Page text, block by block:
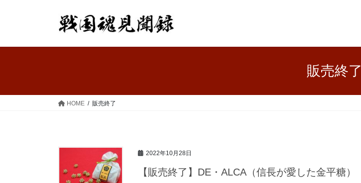
販売終了
HOME 販売終了
2022年10月28日
【販売終了】DE・ALCA（信長が愛した金平糖）